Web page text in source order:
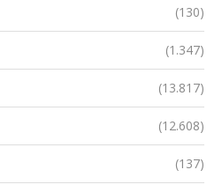
(130)
(1.347)
(13.817)
(12.608)
(137)